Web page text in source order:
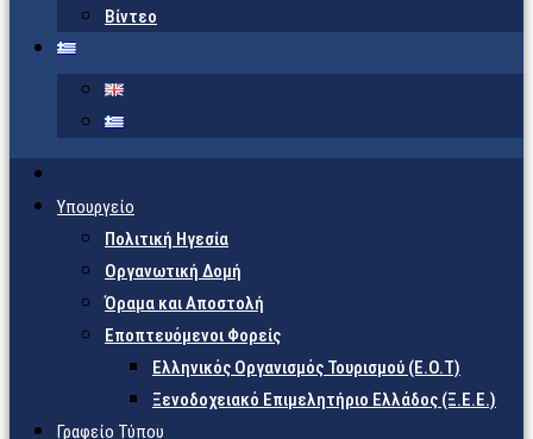
Βίντεο
Υπουργείο
Πολιτική Ηγεσία
Οργανωτική Δομή
Όραμα και Αποστολή
Εποπτευόμενοι Φορείς
Eλληνικός Οργανισμός Τουρισμού (Ε.Ο.Τ)
Ξενοδοχειακό Επιμελητήριο Ελλάδος (Ξ.Ε.Ε.)
Γραφείο Τύπου